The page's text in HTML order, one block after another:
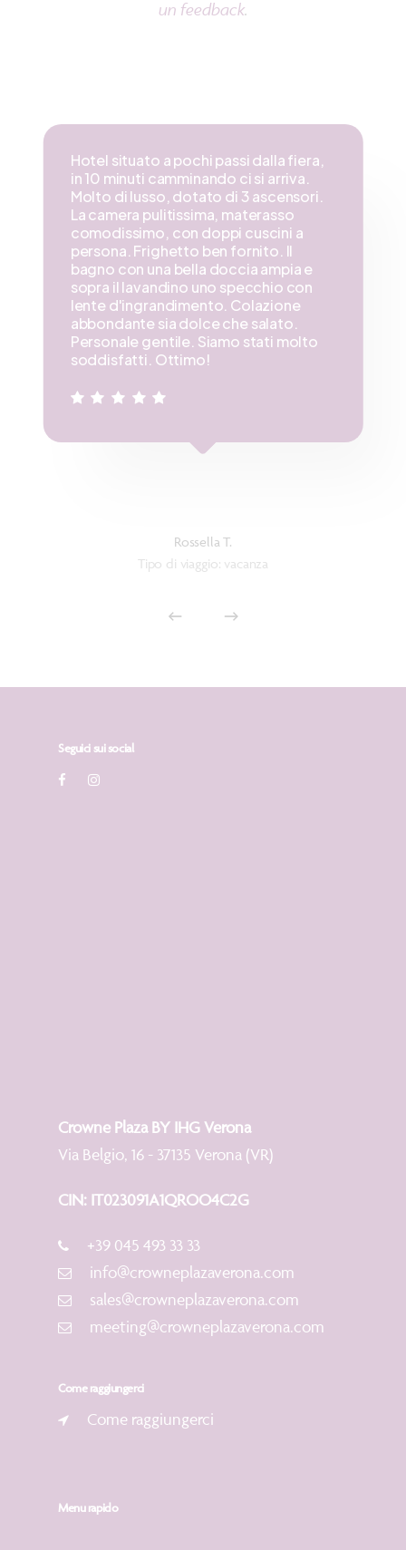
un feedback.
Hotel situato a pochi passi dalla fiera,
in 10 minuti camminando ci si arriva.
Molto di lusso, dotato di 3 ascensori.
La camera pulitissima, materasso
comodissimo, con doppi cuscini a
persona. Frighetto ben fornito. Il
bagno con una bella doccia ampia e
sopra il lavandino uno specchio con
lente d'ingrandimento. Colazione
abbondante sia dolce che salato.
Personale gentile. Siamo stati molto
soddisfatti. Ottimo!
Rossella T.
Tipo di viaggio: vacanza
Seguici sui social
Crowne Plaza BY IHG Verona
Via Belgio, 16 - 37135 Verona (VR)
CIN: IT023091A1QROO4C2G
+39 045 493 33 33
info@crowneplazaverona.com
sales@crowneplazaverona.com
meeting@crowneplazaverona.com
Come raggiungerci
Come raggiungerci
Menu rapido